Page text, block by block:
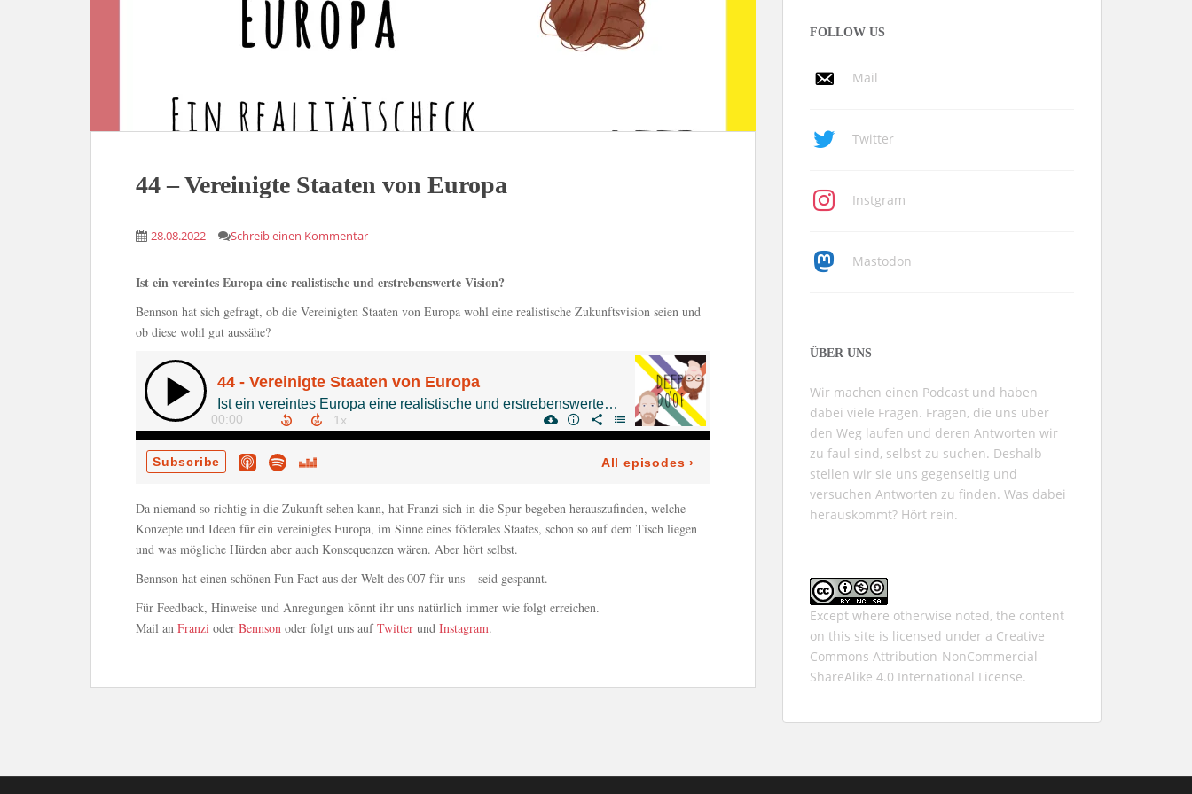
44 – Vereinigte Staaten von Europa
28.08.2022 Schreib einen Kommentar
Ist ein vereintes Europa eine realistische und erstrebenswerte Vision?
Bennson hat sich gefragt, ob die Vereinigten Staaten von Europa wohl eine realistische Zukunftsvision seien und
ob diese wohl gut aussähe?
Da niemand so richtig in die Zukunft sehen kann, hat Franzi sich in die Spur begeben herauszufinden, welche
Konzepte und Ideen für ein vereinigtes Europa, im Sinne eines föderales Staates, schon so auf dem Tisch liegen
und was mögliche Hürden aber auch Konsequenzen wären. Aber hört selbst.
Bennson hat einen schönen Fun Fact aus der Welt des 007 für uns – seid gespannt.
Für Feedback, Hinweise und Anregungen könnt ihr uns natürlich immer wie folgt erreichen.
Mail an Franzi oder Bennson oder folgt uns aufTwitter und Instagram.
FOLLOW US
Mail
Twitter
Instgram
Mastodon
ÜBER UNS
Wir machen einen Podcast und haben
dabei viele Fragen. Fragen, die uns über
den Weg laufen und deren Antworten wir
zu faul sind, selbst zu suchen. Deshalb
stellen wir sie uns gegenseitig und
versuchen Antworten zu finden. Was dabei
herauskommt? Hört rein.
Except where otherwise noted, the content
on this site is licensed under a Creative
Commons Attribution-NonCommercial-
ShareAlike 4.0 International License.